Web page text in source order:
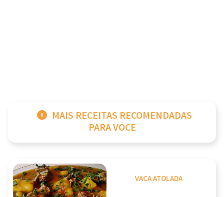
MAIS RECEITAS RECOMENDADAS
PARA VOCE
VACA ATOLADA